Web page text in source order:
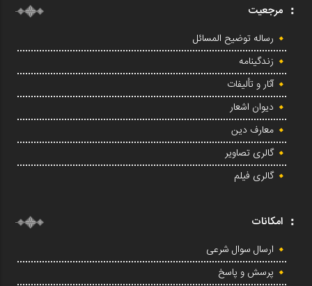
مرجعیت
رساله توضیح المسائل
زندگینامه
آثار و تألیفات
دیوان اشعار
معارف دین
گالری تصاویر
گالری فیلم
امکانات
ارسال سوال شرعی
پرسش و پاسخ